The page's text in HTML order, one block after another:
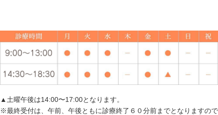
▲土曜午後は14:00〜17:00となります。
※最終受付は、午前、午後ともに診療終了６０分前までとなりますので